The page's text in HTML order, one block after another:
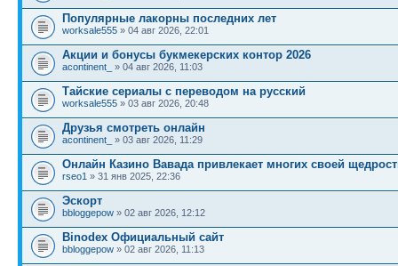
Популярные лакорны последних лет
worksale555 » 04 авг 2026, 22:01
Акции и бонусы букмекерских контор 2026
acontinent_ » 04 авг 2026, 11:03
Тайские сериалы с переводом на русский
worksale555 » 03 авг 2026, 20:48
Друзья смотреть онлайн
acontinent_ » 03 авг 2026, 11:29
Онлайн Казино Вавада привлекает многих своей
rseo1 » 31 янв 2025, 22:36
Эскорт
bbloggepow » 02 авг 2026, 12:12
Binodex Официальный сайт
bbloggepow » 02 авг 2026, 11:13